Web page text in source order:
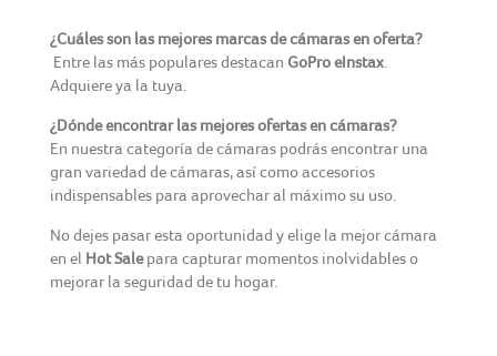
¿Cuáles son las mejores marcas de cámaras en oferta?
Entre las más populares destacan GoPro eInstax.
Adquiere ya la tuya.
¿Dónde encontrar las mejores ofertas en cámaras?
En nuestra categoría de cámaras podrás encontrar una
gran variedad de cámaras, así como accesorios
indispensables para aprovechar al máximo su uso.
No dejes pasar esta oportunidad y elige la mejor cámara
en el Hot Salepara capturar momentos inolvidables o
mejorar la seguridad de tu hogar.